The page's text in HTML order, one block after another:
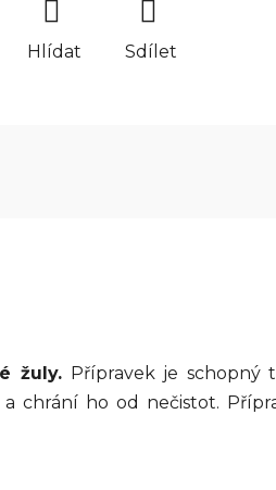
Hlídat Sdílet
žuly.Přípravek je schopný
chrání ho od nečistot.